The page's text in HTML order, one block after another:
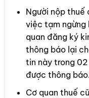
Người nộp thuế
việc tạm ngừng
quan đăng ký
thông báo lại
tin này trong
được thông
Cơ quan thuế